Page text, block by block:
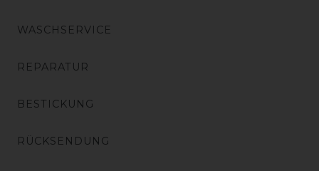
WASCHSERVICE
REPARATUR
BESTICKUNG
RÜCKSENDUNG